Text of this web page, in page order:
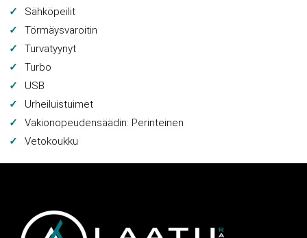
Sähköpeilit
Törmäysvaroitin
Turvatyynyt
Turbo
USB
Urheiluistuimet
Vakionopeudensäädin: Perinteinen
Vetokoukku